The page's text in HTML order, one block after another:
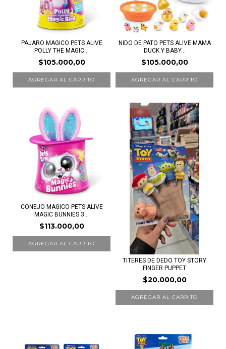
PAJARO MAGICO PETS ALIVE
POLLY THE MAGIC...
$105.000,00
NIDO DE PATO PETS ALIVE MAMA
DUCK Y BABY...
$105.000,00
CONEJO MAGICO PETS ALIVE
MAGIC BUNNIES 3...
$113.000,00
TITERES DE DEDO TOY STORY
FINGER PUPPET
$20.000,00